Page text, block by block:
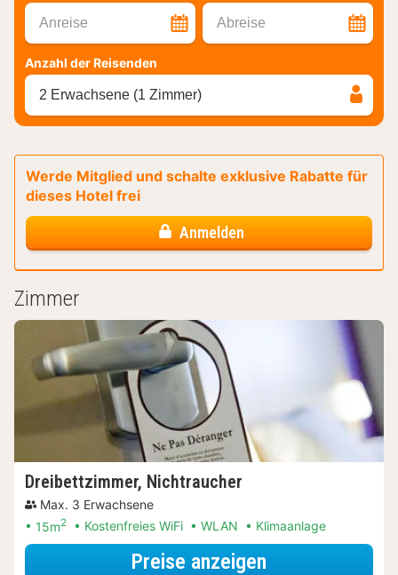
Anreise Abreise
Anzahl der Reisenden
2 Erwachsene (1 Zimmer)
Werde Mitglied und schalte exklusive Rabatte für
dieses Hotel frei
Anmelden
Zimmer
Dreibettzimmer, Nichtraucher
Max. 3 Erwachsene
15m2 Kostenfreies WiFi WLAN Klimaanlage
Preise anzeigen